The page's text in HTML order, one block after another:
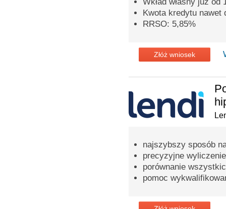
Kwota kredytu nawet
RRSO: 5,85%
Złóż wniosek
najszybszy sposób
precyzyjne
porównanie
pomoc